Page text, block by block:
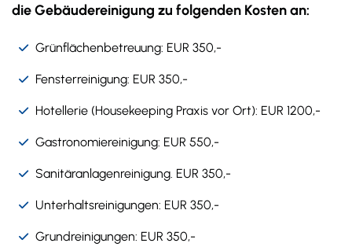
die Gebäudereinigung zu folgenden Kosten an:
Grünflächenbetreuung: EUR 350,-
Fensterreinigung: EUR 350,-
Hotellerie (Housekeeping Praxis vor Ort): EUR 1200,-
Gastronomiereinigung: EUR 550,-
Sanitäranlagenreinigung. EUR 350,-
Unterhaltsreinigungen: EUR 350,-
Grundreinigungen: EUR 350,-